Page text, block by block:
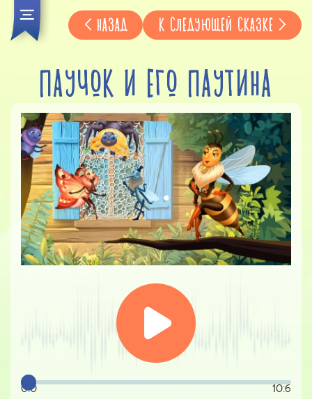
НАЗАД К СЛЕДУЮЩЕЙ СКАЗКЕ
ПАУЧОК И ЕГО ПАУТИНА
0:0 10:6